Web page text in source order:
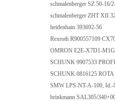
schmalenberger SZ 50-
schmalenberger ZHT XII
heidenhain 393692-56
Rexroth R900557109
OMRON E2E-X7D1-
SCHUNK 9907533
SCHUNK 0816125
SMW LPS-NT-A-100,
brinkmann SAL305/